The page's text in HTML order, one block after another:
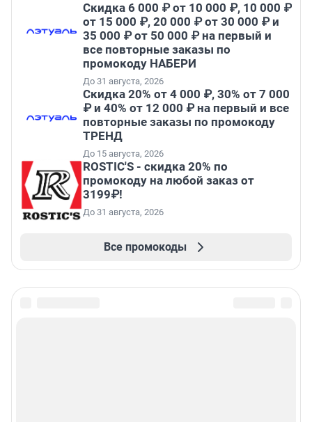
Скидка 6 000 ₽ от 10 000 ₽, 10 000 ₽
от 15 000 ₽, 20 000 ₽ от 30 000 ₽ и
35 000 ₽ от 50 000 ₽ на первый и
все повторные заказы по
промокоду НАБЕРИ
До 31 августа, 2026
Скидка 20% от 4 000 ₽, 30% от 7 000
₽ и 40% от 12 000 ₽ на первый и все
повторные заказы по промокоду
ТРЕНД
До 15 августа, 2026
ROSTIC'S - скидка 20% по
промокоду на любой заказ от
3199₽!
До 31 августа, 2026
Все промокоды